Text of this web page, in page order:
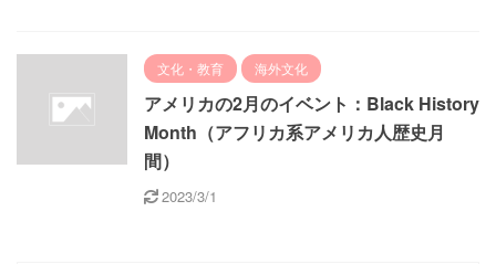
文化・教育 海外文化
アメリカの2月のイベント：Black History
Month（アフリカ系アメリカ人歴史月
間）
2023/3/1